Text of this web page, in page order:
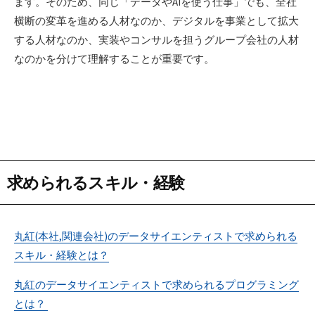
横断の変革を進める人材なのか、デジタルを事業として拡大
する人材なのか、実装やコンサルを担うグループ会社の人材
なのかを分けて理解することが重要です。
求められるスキル・経験
丸紅(本社,関連会社)のデータサイエンティストで求められる
スキル・経験とは？
丸紅のデータサイエンティストで求められるプログラミング
とは？